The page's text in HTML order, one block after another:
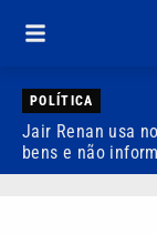
POLÍTICA
Jair Renan usa
bens e não